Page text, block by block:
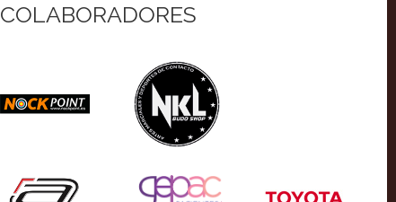
COLABORADORES